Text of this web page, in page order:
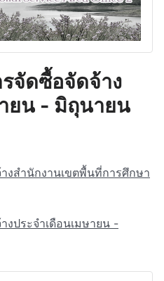
จัดซื้อจัดจ้าง
ยน - มิถุนายน
งสำนักงานเขตพื้นที่การศึกษา
งประจำเดือนเมษายน -